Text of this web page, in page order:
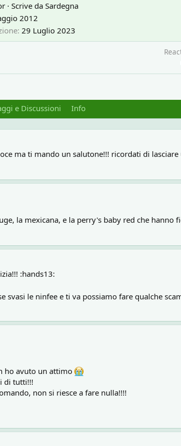
· Scrive da Sardegna
2012
29 Luglio 2023
e Discussioni Info
ma ti mando un salutone!!! ricordati di
la mexicana, e la perry's baby red che
:hands13:
svasi le ninfee e ti va possiamo fare qualche
ho avuto un attimo
di tutti!!!
non si riesce a fare nulla!!!!